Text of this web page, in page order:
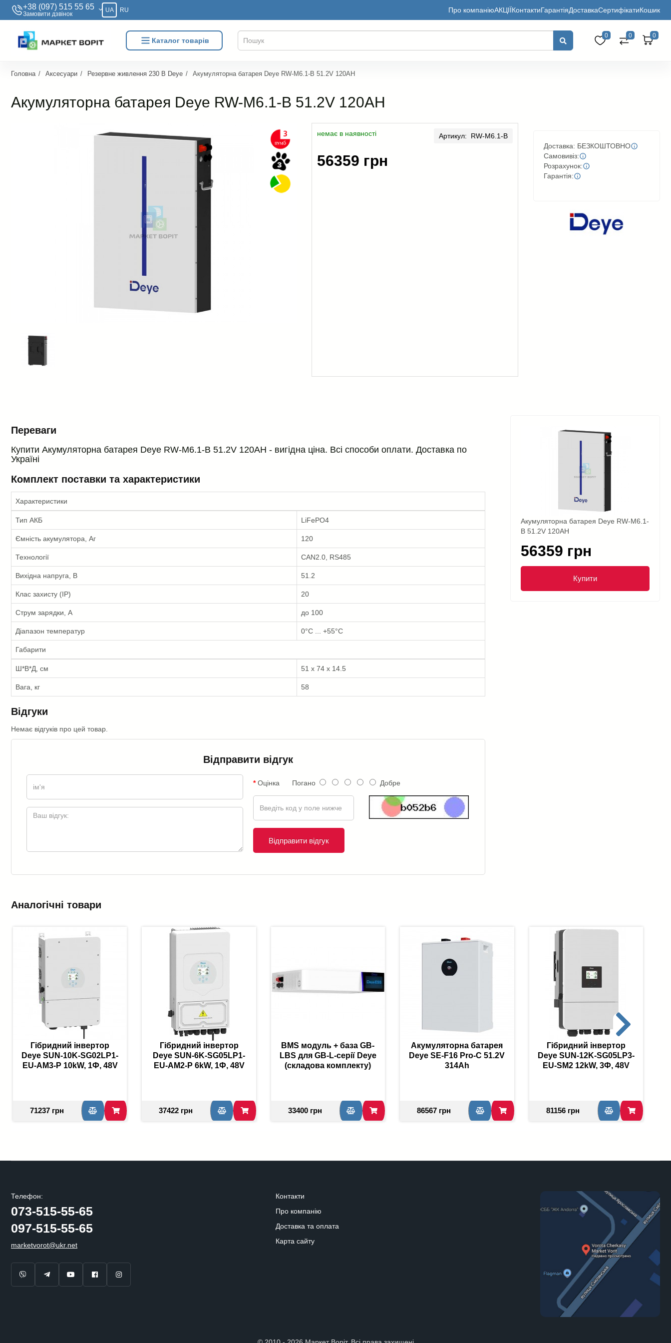
+38 (097) 515 55 65
Замовити дзвiнок
UA RU Про компаніюАКЦІЇКонтактиГарантіяДоставкаСертифікатиКошик
Каталог товарів
0 0 0
Головна Аксесуари Резервне живлення 230 В Deye Акумуляторна батарея Deye RW-M6.1-B 51.2V 120AH
Акумуляторна батарея Deye RW-M6.1-B 51.2V 120AH
немає в наявності Артикул: RW-M6.1-B
56359 грн
Доставка: БЕЗКОШТОВНО
Самовивіз:
Розрахунок:
Гарантія:
Акумуляторна батарея Deye RW-M6.1-
B 51.2V 120AH
56359 грн
Купити
Переваги
Купити Акумуляторна батарея Deye RW-M6.1-B 51.2V 120AH - вигідна ціна. Всі способи оплати. Доставка по
Україні
Комплект поставки та характеристики
Характеристики
Тип АКБ LiFePO4
Ємність акумулятора, Аг 120
Технології CAN2.0, RS485
Вихідна напруга, В 51.2
Клас захисту (IP) 20
Струм зарядки, А до 100
Діапазон температур 0°C ... +55°C
Габарити
Ш*В*Д, см 51 x 74 x 14.5
Вага, кг 58
Відгуки
Немає відгуків про цей товар.
Відправити відгук
Оцінка Погано Добре
Відправити відгук
Аналогічні товари
Гібридний інвертор
Deye SUN-10K-SG02LP1-
EU-AM3-P 10kW, 1Ф, 48V
71237 грн
Гібридний інвертор
Deye SUN-6K-SG05LP1-
EU-AM2-P 6kW, 1Ф, 48V
37422 грн
BMS модуль + база GB-
LBS для GB-L-серії Deye
(складова комплекту)
33400 грн
Акумуляторна батарея
Deye SE-F16 Pro-C 51.2V
314Ah
86567 грн
Гібридний інвертор
Deye SUN-12K-SG05LP3-
EU-SM2 12kW, 3Ф, 48V
81156 грн
Телефон:
073-515-55-65
097-515-55-65
marketvorot@ukr.net
Контакти
Про компанію
Доставка та оплата
Карта сайту